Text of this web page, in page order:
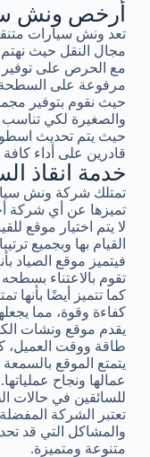
أرخص ونش
تعد ونش سيارات
مجال النقل حيث نهتم
مع الحرص على توفير
مرفوعة على
حيث نقوم بتوفير
والصغيرة لكي تناسب
حيث يتم تحديث
قادرين على أداء كافة
خدمة انقاذ
تمتلك شركة ونش
تميزها عن أي شركة
لا يتم اختيار موقع
القيام بها وبجميع
فيتميز موقع الصياد
تقوم بالاعتناء
كما تتميز أيضًا بأنها
كفاءة وقوة، مما
يقدم موقع ونشات
طاقة ووقت العميل،
يتمتع الموقع
عمالها ونجاح عملياتها.
للسائقين في حالات
تعتبر الشركة
والمشاكل التي قد
متنوعة ومتميزة.